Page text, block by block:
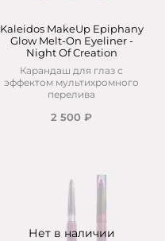
Kaleidos MakeUp Epiphany
Glow Melt-On Eyeliner -
Night Of Creation
Карандаш для глаз с
эффектом мультихромного
перелива
2 500 ₽
Нет в наличии